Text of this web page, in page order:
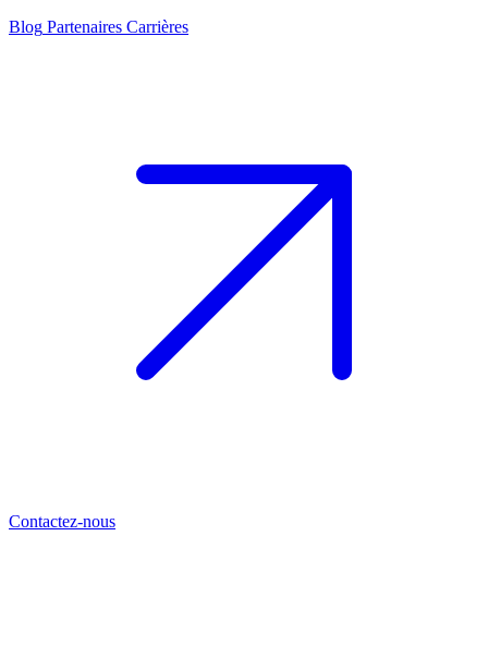
Blog Partenaires Carrières
Contactez-nous